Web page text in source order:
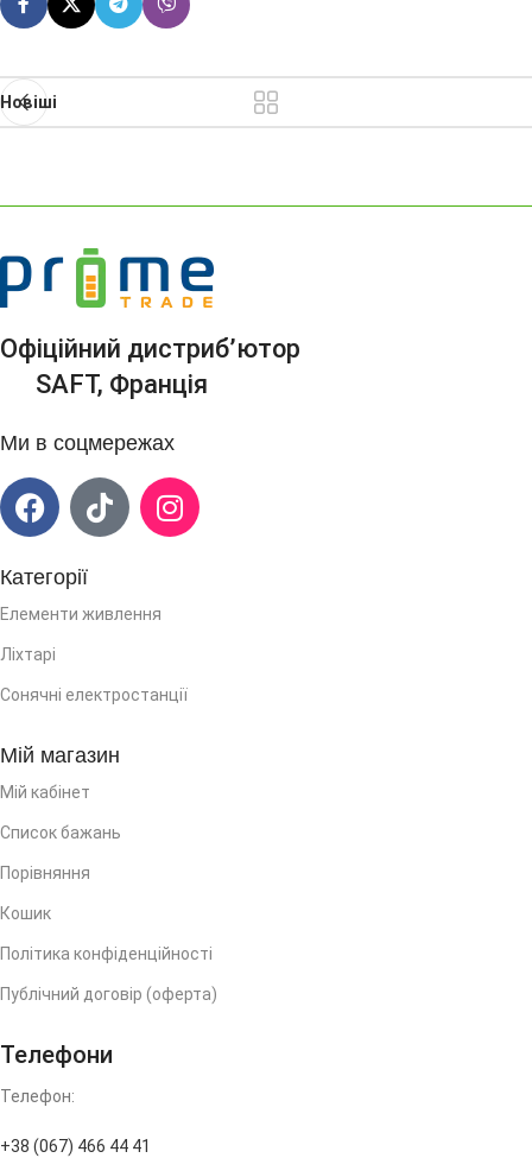
Новіші
Офіційний дистриб’ютор
SAFT, Франція
Ми в соцмережах
Категорії
Елементи живлення
Ліхтарі
Сонячні електростанції
Мій магазин
Мій кабінет
Список бажань
Порівняння
Кошик
Політика конфіденційності
Публічний договір (оферта)
Телефони
Телефон:
+38 (067) 466 44 41